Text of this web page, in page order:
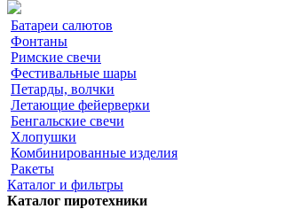
Батареи салютов
Фонтаны
Римские свечи
Фестивальные шары
Петарды, волчки
Летающие фейерверки
Бенгальские свечи
Хлопушки
Комбинированные изделия
Ракеты
Каталог и фильтры
Каталог пиротехники